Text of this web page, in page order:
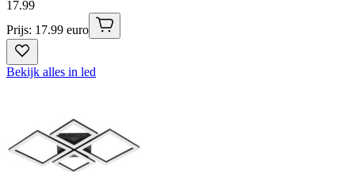
17.99
Prijs: 17.99 euro
Bekijk alles in led